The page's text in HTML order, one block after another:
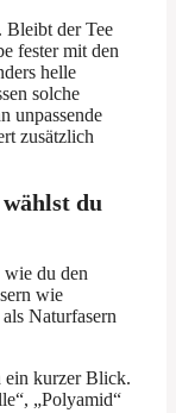
Bleibt der Tee
fester mit den
helle
solche
unpassende
zusätzlich
du
wie du den
wie
Naturfasern
ein kurzer Blick.
„Polyamid“